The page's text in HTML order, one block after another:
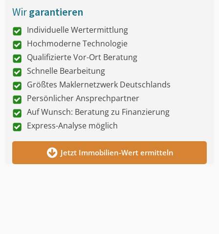
Wirgarantieren
Individuelle Wertermittlung
Hochmoderne Technologie
Qualifizierte Vor-Ort Beratung
Schnelle Bearbeitung
Größtes Maklernetzwerk Deutschlands
Persönlicher Ansprechpartner
Auf Wunsch: Beratung zu Finanzierung
Express-Analyse möglich
Jetzt Immobilien-Wert ermitteln